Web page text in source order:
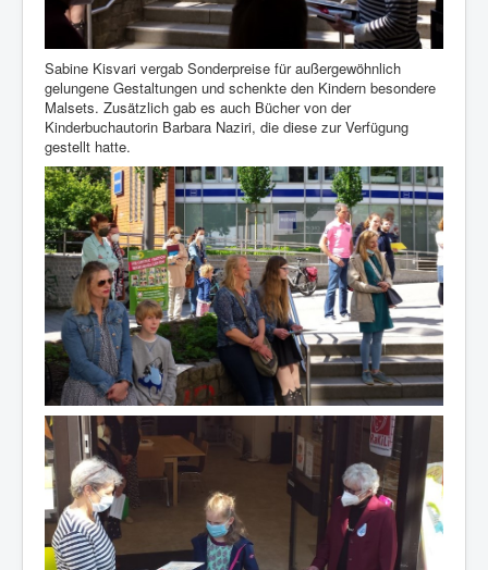
Sabine Kisvari vergab Sonderpreise für außergewöhnlich
gelungene Gestaltungen und schenkte den Kindern besondere
Malsets. Zusätzlich gab es auch Bücher von der
Kinderbuchautorin Barbara Naziri, die diese zur Verfügung
gestellt hatte.